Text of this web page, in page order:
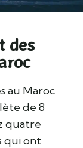
des
au Maroc
de 8
quatre
qui ont